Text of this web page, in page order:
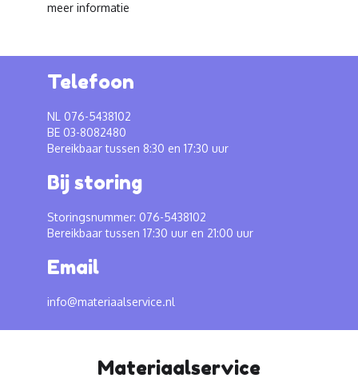
meer informatie
Telefoon
NL 076-5438102
BE 03-8082480
Bereikbaar tussen 8:30 en 17:30 uur
Bij storing
Storingsnummer: 076-5438102
Bereikbaar tussen 17:30 uur en 21:00 uur
Email
info@materiaalservice.nl
Materiaalservice